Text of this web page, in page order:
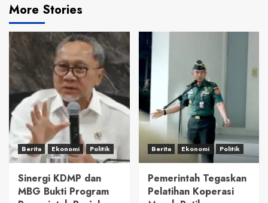
More Stories
Berita Ekonomi Politik
Sinergi KDMP dan
MBG Bukti Program
Berita Ekonomi Politik
Pemerintah Tegaskan
Pelatihan Koperasi